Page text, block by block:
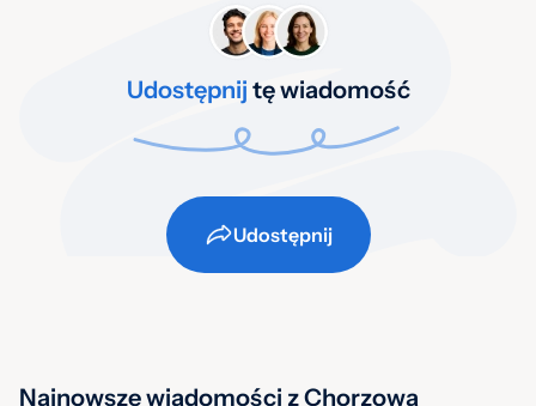
Udostępnij tę wiadomość
Udostępnij
Najnowsze wiadomości z Chorzowa